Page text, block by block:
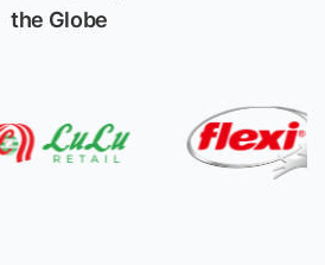
the Globe